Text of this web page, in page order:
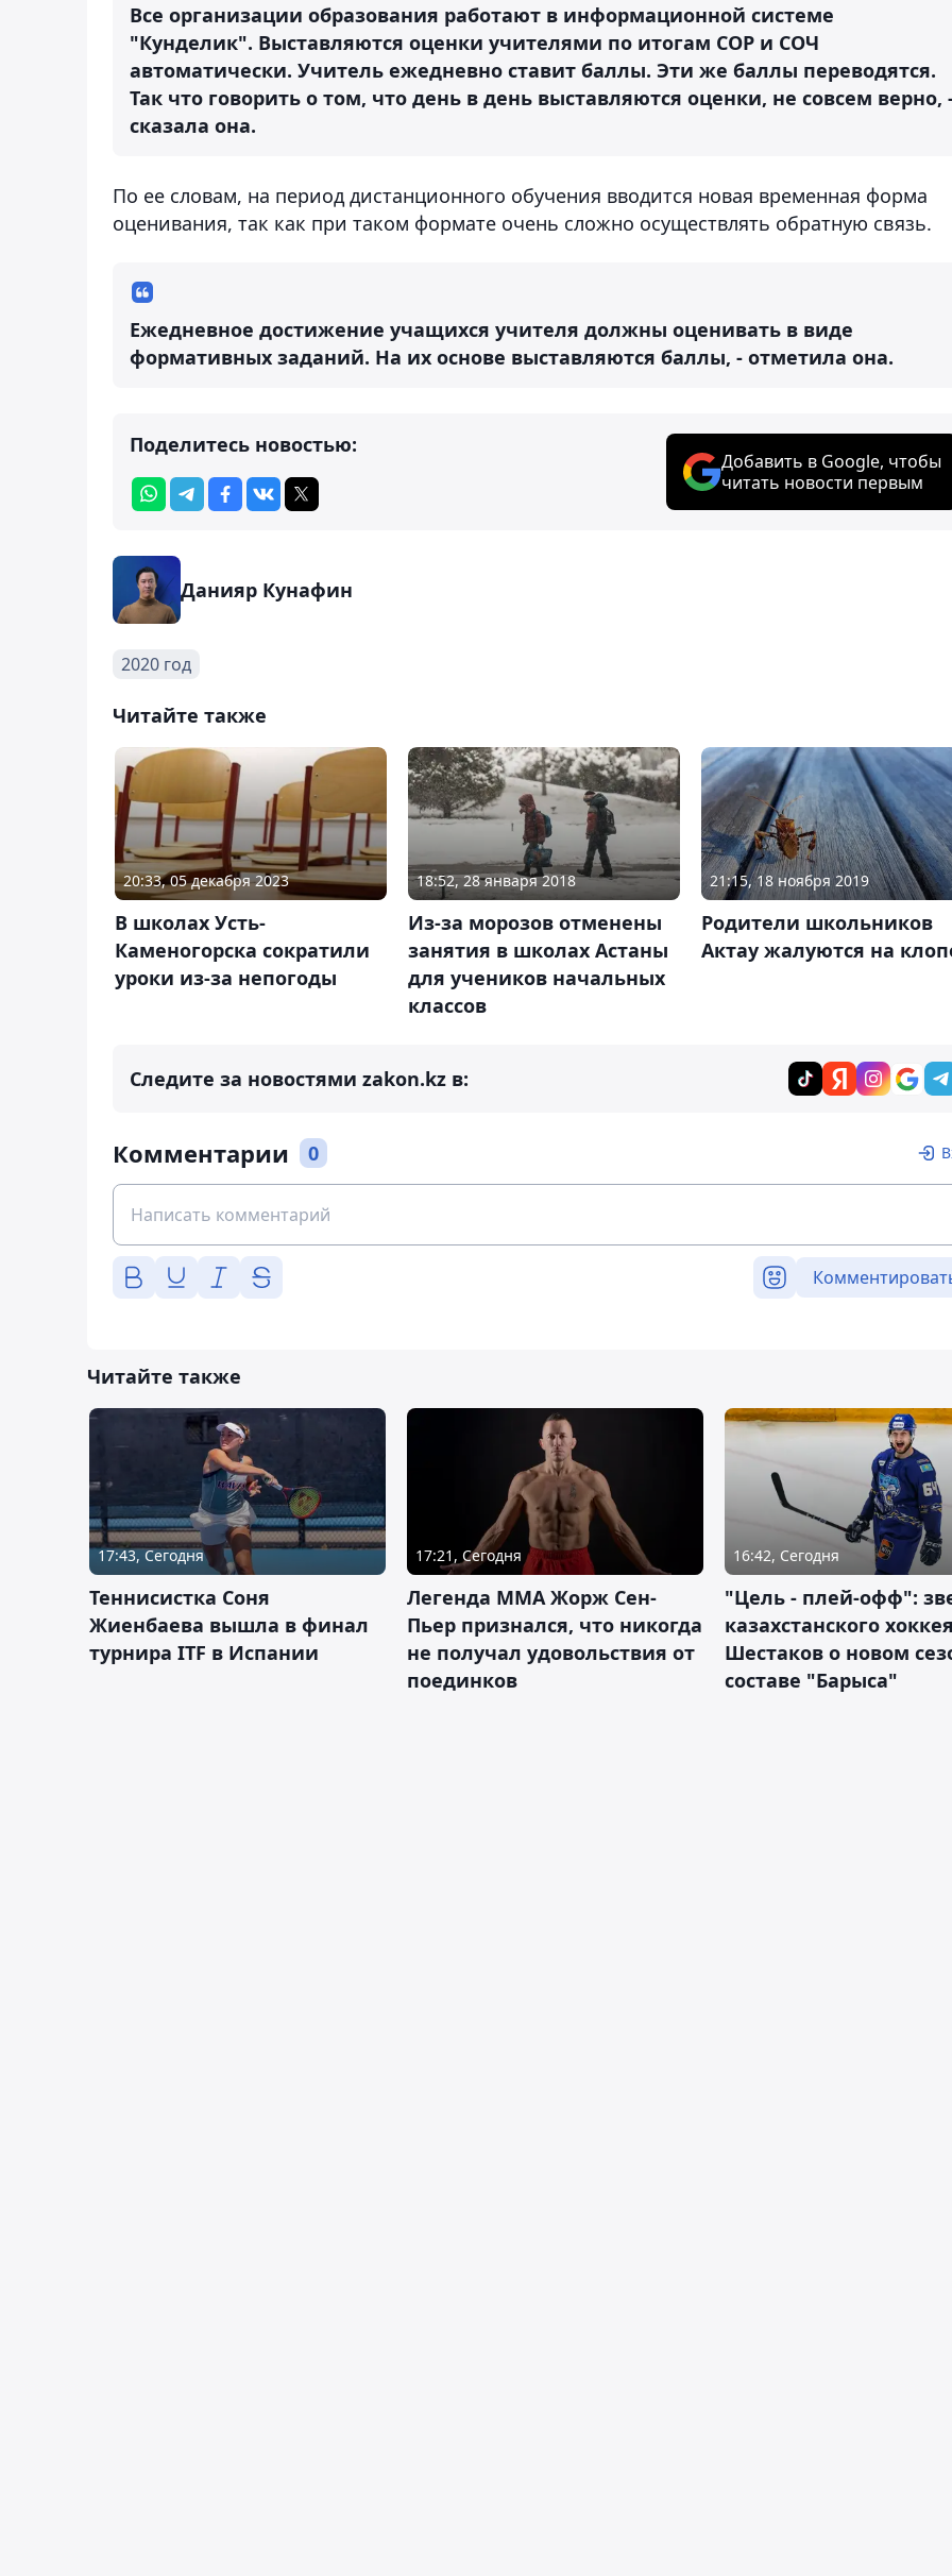
Все организации образования работают в информационной системе
"Кунделик". Выставляются оценки учителями по итогам СОР и СОЧ
автоматически. Учитель ежедневно ставит баллы. Эти же баллы переводятся.
Так что говорить о том, что день в день выставляются оценки, не совсем верно,
сказала она.
По ее словам, на период дистанционного обучения вводится новая временная форма
оценивания, так как при таком формате очень сложно осуществлять обратную связь.
Ежедневное достижение учащихся учителя должны оценивать в виде
формативных заданий. На их основе выставляются баллы, - отметила она.
Поделитесь новостью:
Добавить в Google, чтобы
читать новости первым
Данияр Кунафин
2020 год
Читайте также
20:33, 05 декабря 2023
В школах Усть-
Каменогорска сократили
уроки из-за непогоды
18:52, 28 января 2018
Из-за морозов отменены
занятия в школах Астаны
для учеников начальных
классов
21:15, 18 ноября 2019
Родители школьников
Актау жалуются на
Следите за новостями zakon.kz в:
Комментарии 0
Читайте также
17:43, Сегодня
Теннисистка Соня
Жиенбаева вышла в финал
турнира ITF в Испании
17:21, Сегодня
Легенда ММА Жорж Сен-
Пьер признался, что никогда
не получал удовольствия от
поединков
16:42, Сегодня
"Цель - плей-офф":
казахстанского
Шестаков о новом
составе "Барыса"